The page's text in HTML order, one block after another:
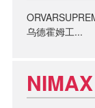
乌德霍姆工...
NIMAX